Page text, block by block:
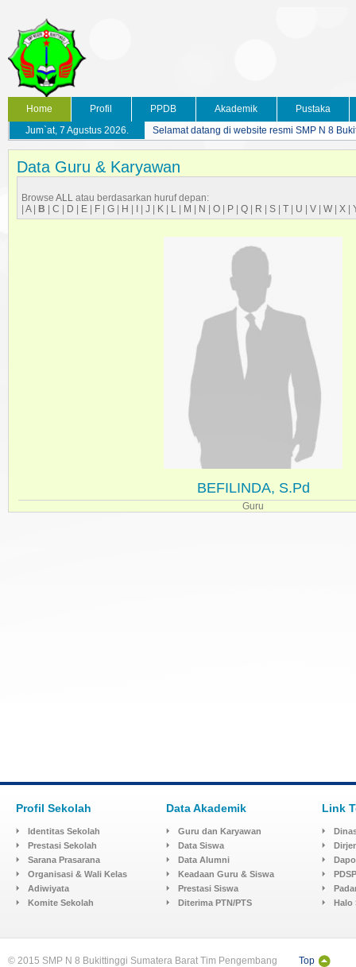
Home Profil PPDB Akademik
Pustaka
Jum`at, 7 Agustus 2026.
Selamat datang di website resmi SMP N 8
Data Guru & Karyawan
Browse ALL atau berdasarkan huruf depan:
A| B C D E F G H J K L M N O P Q R S T U V W X
BEFILINDA, S.Pd
Guru
Profil Sekolah
Identitas Sekolah
Prestasi Sekolah
Sarana Prasarana
Organisasi & Wali Kelas
Adiwiyata
Komite Sekolah
Data Akademik
Guru dan Karyawan
Data Siswa
Data Alumni
Keadaan Guru & Siswa
Prestasi Siswa
Diterima PTN/PTS
Link
Halo
© 2015 SMP N 8 Bukittinggi Sumatera Barat Tim Pengembang Top